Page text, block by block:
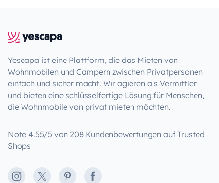
Yescapa ist eine Plattform, die das Mieten von
Wohnmobilen und Campern zwischen Privatpersonen
einfach und sicher macht. Wir agieren als Vermittler
und bieten eine schlüsselfertige Lösung für Menschen,
die Wohnmobile von privat mieten möchten.
Note 4.55/5 von 208 Kundenbewertungen auf Trusted
Shops
Instagram
X PinterestFacebook